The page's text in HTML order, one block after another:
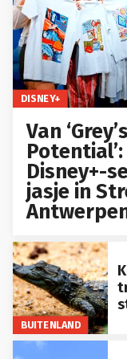
DISNEY+
Van
Disney+-
jasje in
BUITENLAND